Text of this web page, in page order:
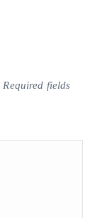
Required fields